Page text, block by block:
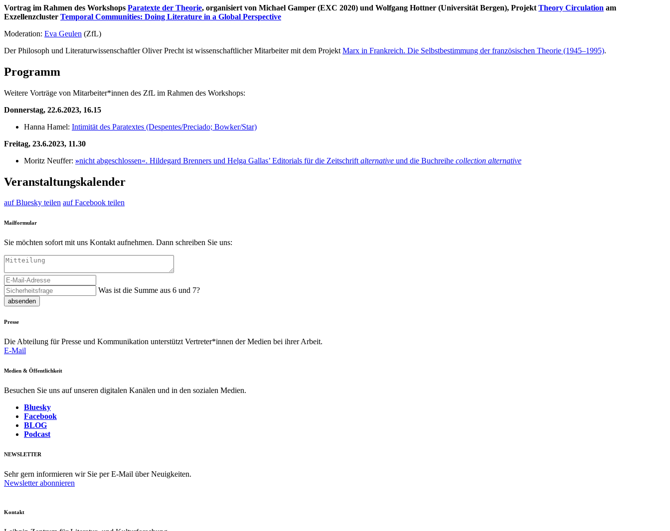
Vortrag im Rahmen des Workshops Paratexte der Theorie, organisiert von Michael Gamper (EXC 2020) und Wolfgang Hottner (Universität Bergen), Projekt Theory Circulation am
Exzellenzcluster Temporal Communities: Doing Literature in a Global Perspective
Moderation: Eva Geulen (ZfL)
Der Philosoph und Literaturwissenschaftler Oliver Precht ist wissenschaftlicher Mitarbeiter mit dem Projekt Marx in Frankreich. Die Selbstbestimmung der französischen Theorie (1945–1995).
Programm
Weitere Vorträge von Mitarbeiter*innen des ZfL im Rahmen des Workshops:
Donnerstag, 22.6.2023, 16.15
Hanna Hamel: Intimität des Paratextes (Despentes/Preciado; Bowker/Star)
Freitag, 23.6.2023, 11.30
Moritz Neuffer: »nicht abgeschlossen«. Hildegard Brenners und Helga Gallas’ Editorials für die Zeitschrift alternative und die Buchreihe collection alternative
Veranstaltungskalender
auf Bluesky teilen auf Facebook teilen
Mailformular
Sie möchten sofort mit uns Kontakt aufnehmen. Dann schreiben Sie uns:
Was ist die Summe aus 6 und 7?
absenden
Presse
Die Abteilung für Presse und Kommunikation unterstützt Vertreter*innen der Medien bei ihrer Arbeit.
E-Mail
Medien & Öffentlichkeit
Besuchen Sie uns auf unseren digitalen Kanälen und in den sozialen Medien.
Bluesky
Facebook
BLOG
Podcast
NEWSLETTER
Sehr gern informieren wir Sie per E-Mail über Neuigkeiten.
Newsletter abonnieren
Kontakt